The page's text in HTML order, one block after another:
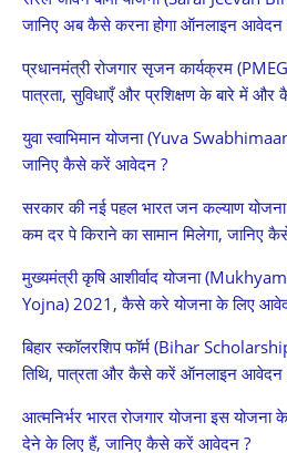
जानिए अब कैसे करना होगा ऑनलाइन आवेदन
प्रधानमंत्री रोजगार सृजन कार्यक्रम
पात्रता, सुविधाएँ और प्रशिक्षण के बारे में
युवा स्वाभिमान योजना (Yuva
जानिए कैसे करें आवेदन ?
सरकार की नई पहल भारत जन कल्याण
कम दर पे किराने का सामान मिलेगा, जानिए
मुख्यमंत्री कृषि आशीर्वाद योजना
Yojna) 2021, कैसे करे योजना के लिए
बिहार स्कॉलरशिप फॉर्म (Bihar
तिथि, पात्रता और कैसे करें ऑनलाइन आवेदन
आत्मनिर्भर भारत रोजगार योजना इस योजना
देने के लिए हैं, जानिए कैसे करें आवेदन ?